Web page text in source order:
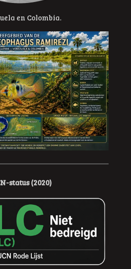
en Colombia.
status (2020)